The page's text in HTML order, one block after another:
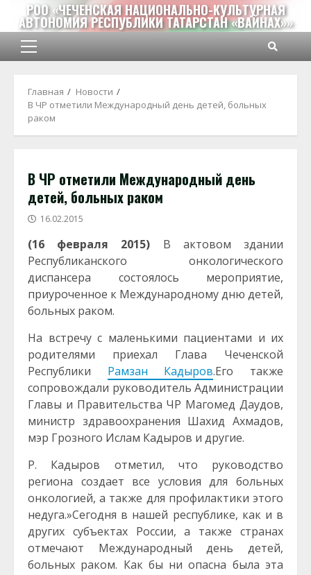
Перейти
содержимому
РОО «ЧЕЧЕНСКАЯ НАЦИОНАЛЬНО-КУЛЬТУРНАЯ
АВТОНОМИЯ РЕСПУБЛИКИ ТАТАРСТАН «ВАЙНАХ»»
Основное
Главная
Новости
В ЧР отметили Международный день детей, больных
раком
В ЧР отметили Международный день
детей, больных раком
16.02.2015
(16 февраля 2015) В актовом здании
Республиканского онкологического
диспансера состоялось мероприятие,
приуроченное к Международному дню детей,
больных раком.
На встречу с маленькими пациентами и их
родителями приехал Глава Чеченской
Республики Рамзан Кадыров.Его также
сопровождали руководитель Администрации
Главы и Правительства ЧР Магомед Даудов,
министр здравоохранения Шахид Ахмадов,
мэр Грозного Ислам Кадыров и другие.
Р. Кадыров отметил, что руководство
региона создает все условия для больных
онкологией, а также для профилактики этого
недуга.»Сегодня в нашей республике, как и в
других субъектах России, а также странах
отмечают Международный день детей,
больных раком. Как бы ни опасна была эта